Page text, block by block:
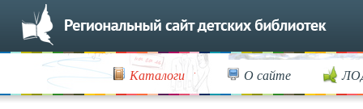
Каталоги О сайте